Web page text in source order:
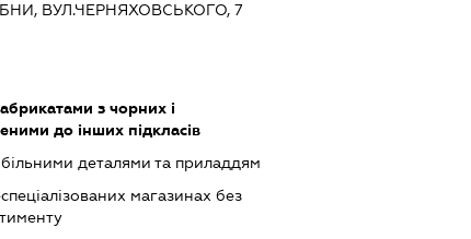
ВУЛ.ЧЕРНЯХОВСЬКОГО, 7
з чорних і
до інших підкласів
деталями та приладдям
магазинах без